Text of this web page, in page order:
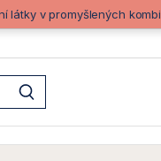
látky v promyšlených